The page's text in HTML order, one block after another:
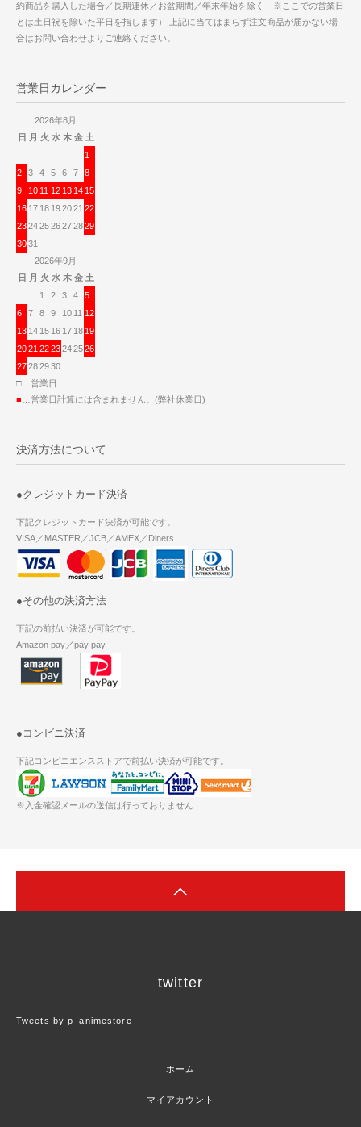
約商品を購入した場合／長期連休／お盆期間／年末年始を除く ※ここでの営業日
とは土日祝を除いた平日を指します） 上記に当てはまらず注文商品が届かない場
合はお問い合わせよりご連絡ください。
営業日カレンダー
2026年8月
日 月 火 水 木 金 土
1
2
3 4 5 6 7
8
9
10 11 12 13 14 15
16 17 18 192021 22
23242526272829
3031
2026年9月
日 月 火 水 木 金 土
1
2 3 4
5
6
7 8 9 10 11 12
13 14 15 16 17 18 19
2021 2223242526
27282930
□…営業日
■ …営業日計算には含まれません。(弊社休業日)
決済方法について
●クレジットカード決済
下記クレジットカード決済が可能です。
VISA／MASTER／JCB／AMEX／Diners
●その他の決済方法
下記の前払い決済が可能です。
Amazon pay／pay pay
●コンビニ決済
下記コンビニエンスストアで前払い決済が可能です。
※入金確認メールの送信は行っておりません
twitter
Tweets by p_animestore
ホーム
マイアカウント